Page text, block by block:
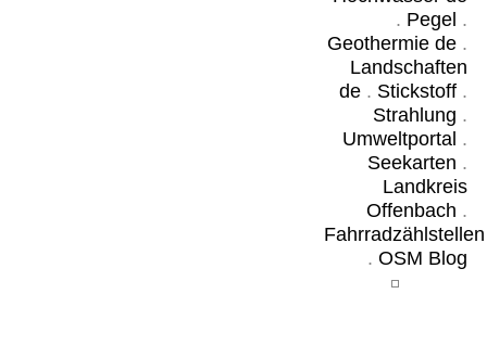
. Pegel .
Geothermie de.
Landschaften
de. Stickstoff.
Strahlung .
Umweltportal .
Seekarten .
Landkreis
Offenbach .
Fahrradzählstellen
. OSM Blog